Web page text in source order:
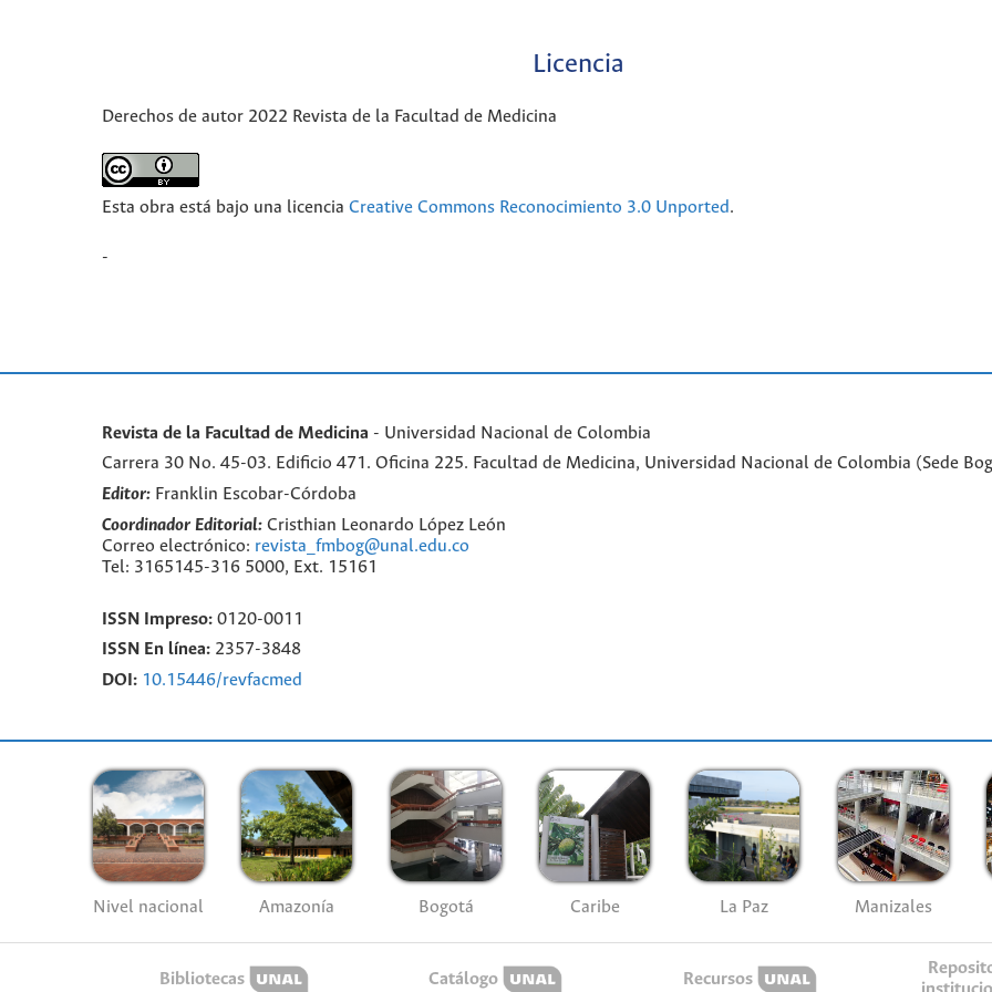
Licencia
Derechos de autor 2022 Revista de la Facultad de Medicina
Esta obra está bajo una licencia Creative Commons Reconocimiento 3.0 Unported.
-
Revista de la Facultad de Medicina - Universidad Nacional de Colombia
Carrera 30 No. 45-03. Edificio 471. Oficina 225. Facultad de Medicina, Universidad Nacional de Colombia (Sede
Editor: Franklin Escobar-Córdoba
Coordinador Editorial: Cristhian Leonardo López León
Correo electrónico: revista_fmbog@unal.edu.co
Tel: 3165145-316 5000, Ext. 15161
ISSN Impreso: 0120-0011
ISSN En línea: 2357-3848
DOI: 10.15446/revfacmed
Nivel nacional Amazonía Bogotá Caribe La Paz Manizales
Bibliotecas Catálogo Recursos